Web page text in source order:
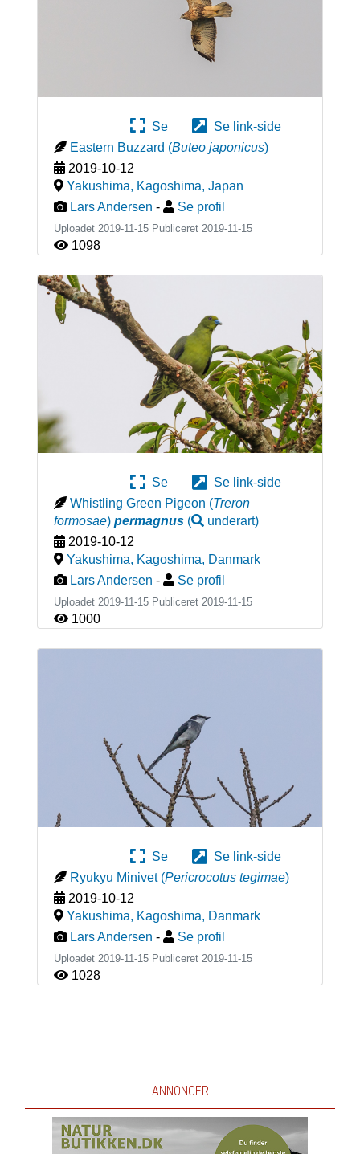
Se
Se link-side
Eastern Buzzard (Buteo japonicus)
2019-10-12
Yakushima, Kagoshima, Japan
Lars Andersen - Se profil
Uploadet 2019-11-15 Publiceret 2019-11-15
1098
Se
Se link-side
Whistling Green Pigeon (Treron
formosae) permagnus( underart)
2019-10-12
Yakushima, Kagoshima, Danmark
Lars Andersen - Se profil
Uploadet 2019-11-15 Publiceret 2019-11-15
1000
Se
Se link-side
Ryukyu Minivet (Pericrocotus tegimae)
2019-10-12
Yakushima, Kagoshima, Danmark
Lars Andersen - Se profil
Uploadet 2019-11-15 Publiceret 2019-11-15
1028
ANNONCER